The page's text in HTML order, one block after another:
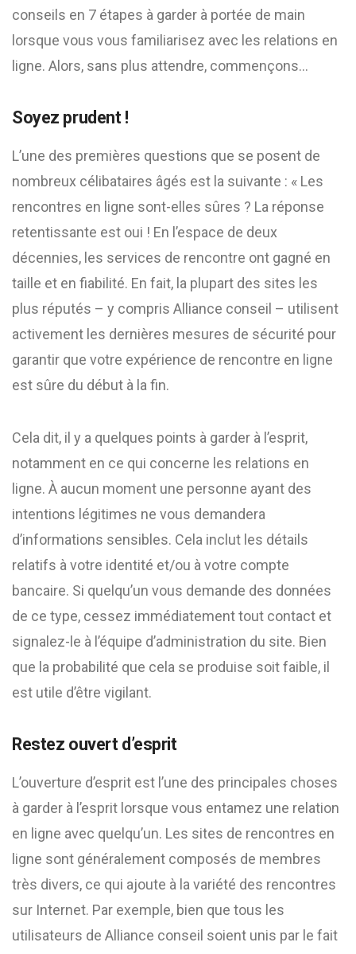
conseils en 7 étapes à garder à portée de main
lorsque vous vous familiarisez avec les relations en
ligne. Alors, sans plus attendre, commençons…
Soyez prudent !
L’une des premières questions que se posent de
nombreux célibataires âgés est la suivante : « Les
rencontres en ligne sont-elles sûres ? La réponse
retentissante est oui ! En l’espace de deux
décennies, les services de rencontre ont gagné en
taille et en fiabilité. En fait, la plupart des sites les
plus réputés – y compris Alliance conseil – utilisent
activement les dernières mesures de sécurité pour
garantir que votre expérience de rencontre en ligne
est sûre du début à la fin.
Cela dit, il y a quelques points à garder à l’esprit,
notamment en ce qui concerne les relations en
ligne. À aucun moment une personne ayant des
intentions légitimes ne vous demandera
d’informations sensibles. Cela inclut les détails
relatifs à votre identité et/ou à votre compte
bancaire. Si quelqu’un vous demande des données
de ce type, cessez immédiatement tout contact et
signalez-le à l’équipe d’administration du site. Bien
que la probabilité que cela se produise soit faible, il
est utile d’être vigilant.
Restez ouvert d’esprit
L’ouverture d’esprit est l’une des principales choses
à garder à l’esprit lorsque vous entamez une relation
en ligne avec quelqu’un. Les sites de rencontres en
ligne sont généralement composés de membres
très divers, ce qui ajoute à la variété des rencontres
sur Internet. Par exemple, bien que tous les
utilisateurs de Alliance conseil soient unis par le fait